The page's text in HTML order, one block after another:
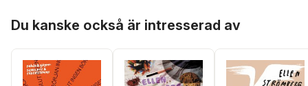
Du kanske också är intresserad av